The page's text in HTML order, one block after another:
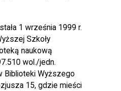
1 września 1999 r.
Szkoły
naukową
wol./jedn.
Biblioteki Wyższego
15, gdzie mieści